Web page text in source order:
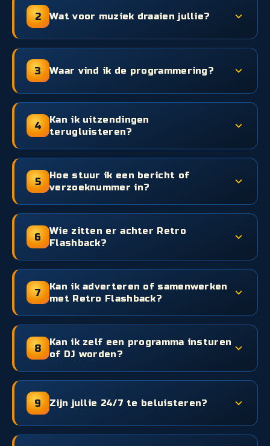
2 Wat voor muziek draaien jullie?
3 Waar vind ik de programmering?
4
Kan ik uitzendingen
terugluisteren?
5
Hoe stuur ik een bericht of
verzoeknummer in?
6
Wie zitten er achter Retro
Flashback?
7
Kan ik adverteren of samenwerken
met Retro Flashback?
8
Kan ik zelf een programma insturen
of DJ worden?
9 Zijn jullie 24/7 te beluisteren?